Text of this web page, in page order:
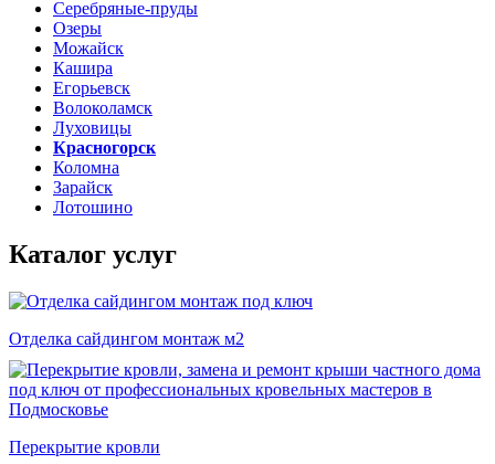
Серебряные-пруды
Озеры
Можайск
Кашира
Егорьевск
Волоколамск
Луховицы
Красногорск
Коломна
Зарайск
Лотошино
Каталог услуг
Отделка сайдингом монтаж м2
Перекрытие кровли